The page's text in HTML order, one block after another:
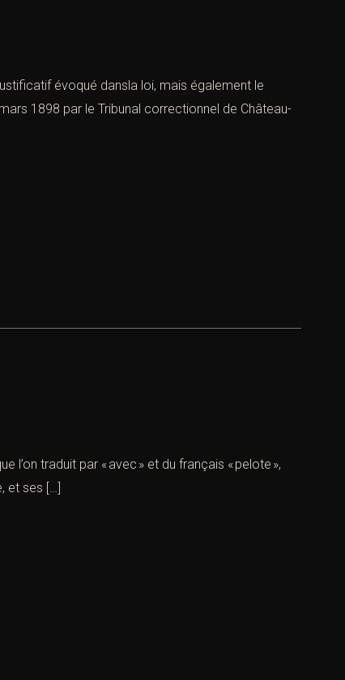
évoqué dansla loi, mais également le
1898 par le Tribunal correctionnel de Château-
par « avec » et du français « pelote »,
et ses […]